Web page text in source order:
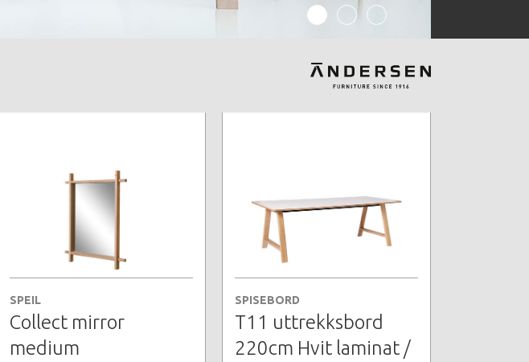
SPEIL
Collect mirror
medium
SPISEBORD
T11 uttrekksbord
220cm Hvit laminat /